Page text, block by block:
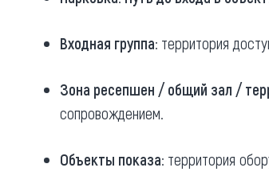
Входная группа: территория
Зона ресепшен / общий зал /
сопровождением.
Объекты показа: территория